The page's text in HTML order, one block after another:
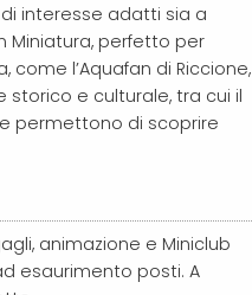
interesse adatti sia a
Miniatura, perfetto per
l’Aquafan di Riccione,
e culturale, tra cui il
permettono di scoprire
animazione e Miniclub
esaurimento posti. A